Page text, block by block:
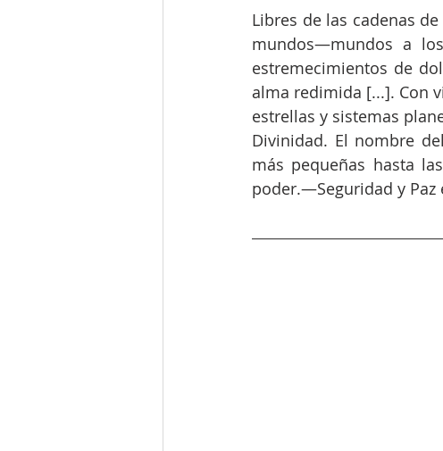
Libres de las cadenas
mundos—mundos a
estremecimientos de
alma redimida [...]. Con
estrellas y sistemas
Divinidad. El nombre
más pequeñas hasta
poder.—Seguridad y Paz